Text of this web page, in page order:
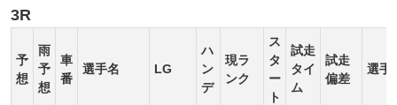
3R
予
想
雨
予
想
車
番
選手名 LG
ハ
ン
デ
現ラ
ンク
ス
タ
ー
ト
試走
タイ
ム
試走
偏差
選手